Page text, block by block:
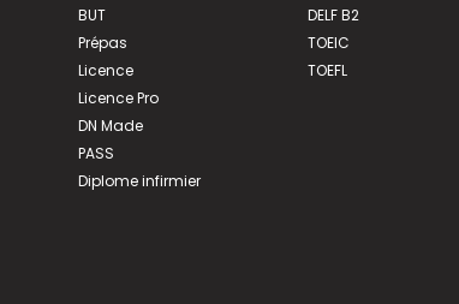
BUT
Prépas
Licence
Licence Pro
DN Made
PASS
Diplome infirmier
DELF B2
TOEIC
TOEFL